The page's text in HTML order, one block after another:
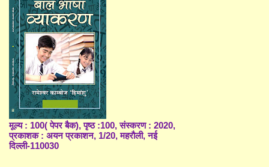
मूल्य : 100( पेपर बैक), पृष्ठ :100, संस्करण : 2020,
प्रकाशक : अयन प्रकाशन, 1/20, महरौली, नई
दिल्ली-110030